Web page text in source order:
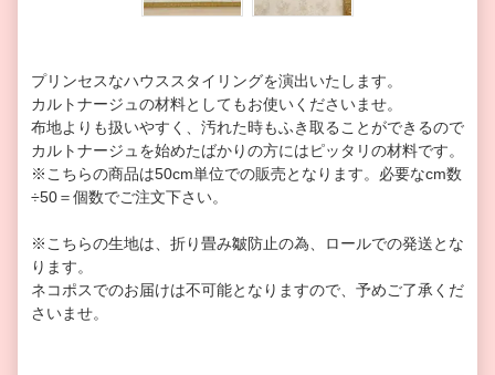
プリンセスなハウススタイリングを演出いたします。
カルトナージュの材料としてもお使いくださいませ。
布地よりも扱いやすく、汚れた時もふき取ることができるので
カルトナージュを始めたばかりの方にはピッタリの材料です。
※こちらの商品は50cm単位での販売となります。 必要なcm数
÷50＝個数でご注文下さい。
※こちらの生地は、折り畳み皺防止の為、ロールでの発送とな
ります。
ネコポスでのお届けは不可能となりますので、予めご了承くだ
さいませ。